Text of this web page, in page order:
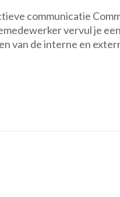
communicatie
vervul je
van de interne en